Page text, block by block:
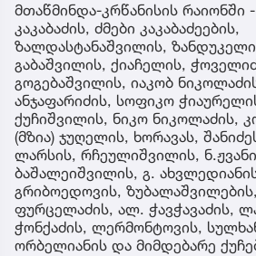
მთაწმინდა-კრწანისის რაიონში
კაკაბაძის, ძმები კაკაბაძეების,
ზალდასტანაშვილის,
გაბაშვილის, ქიაჩელის,
გოგებაშვილის, იაკობ
ანჯაფარიძის, სოფიკო
ქუჩიშვილის, ნიკო ნიკოლაძის,
(მზია) ჯუღელის, ხორავას,
ლარსის, რჩეულიშვილის,
ბაშალეიშვილის, გ.
გრიბოედოვის,
ფურცელაძის, ალ. ჭავჭავაძის,
ჭონქაძის, ლერმონტოვის,
ორბელიანის და მიმდებარე